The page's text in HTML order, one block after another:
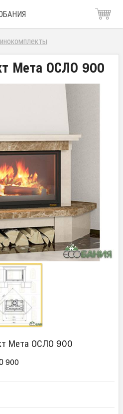
Мета ОСЛО 900
Мета ОСЛО 900
900